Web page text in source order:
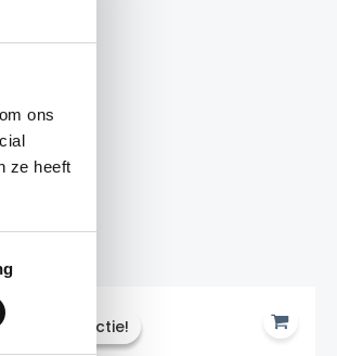
ons
ze heeft
Actie!
Actie!